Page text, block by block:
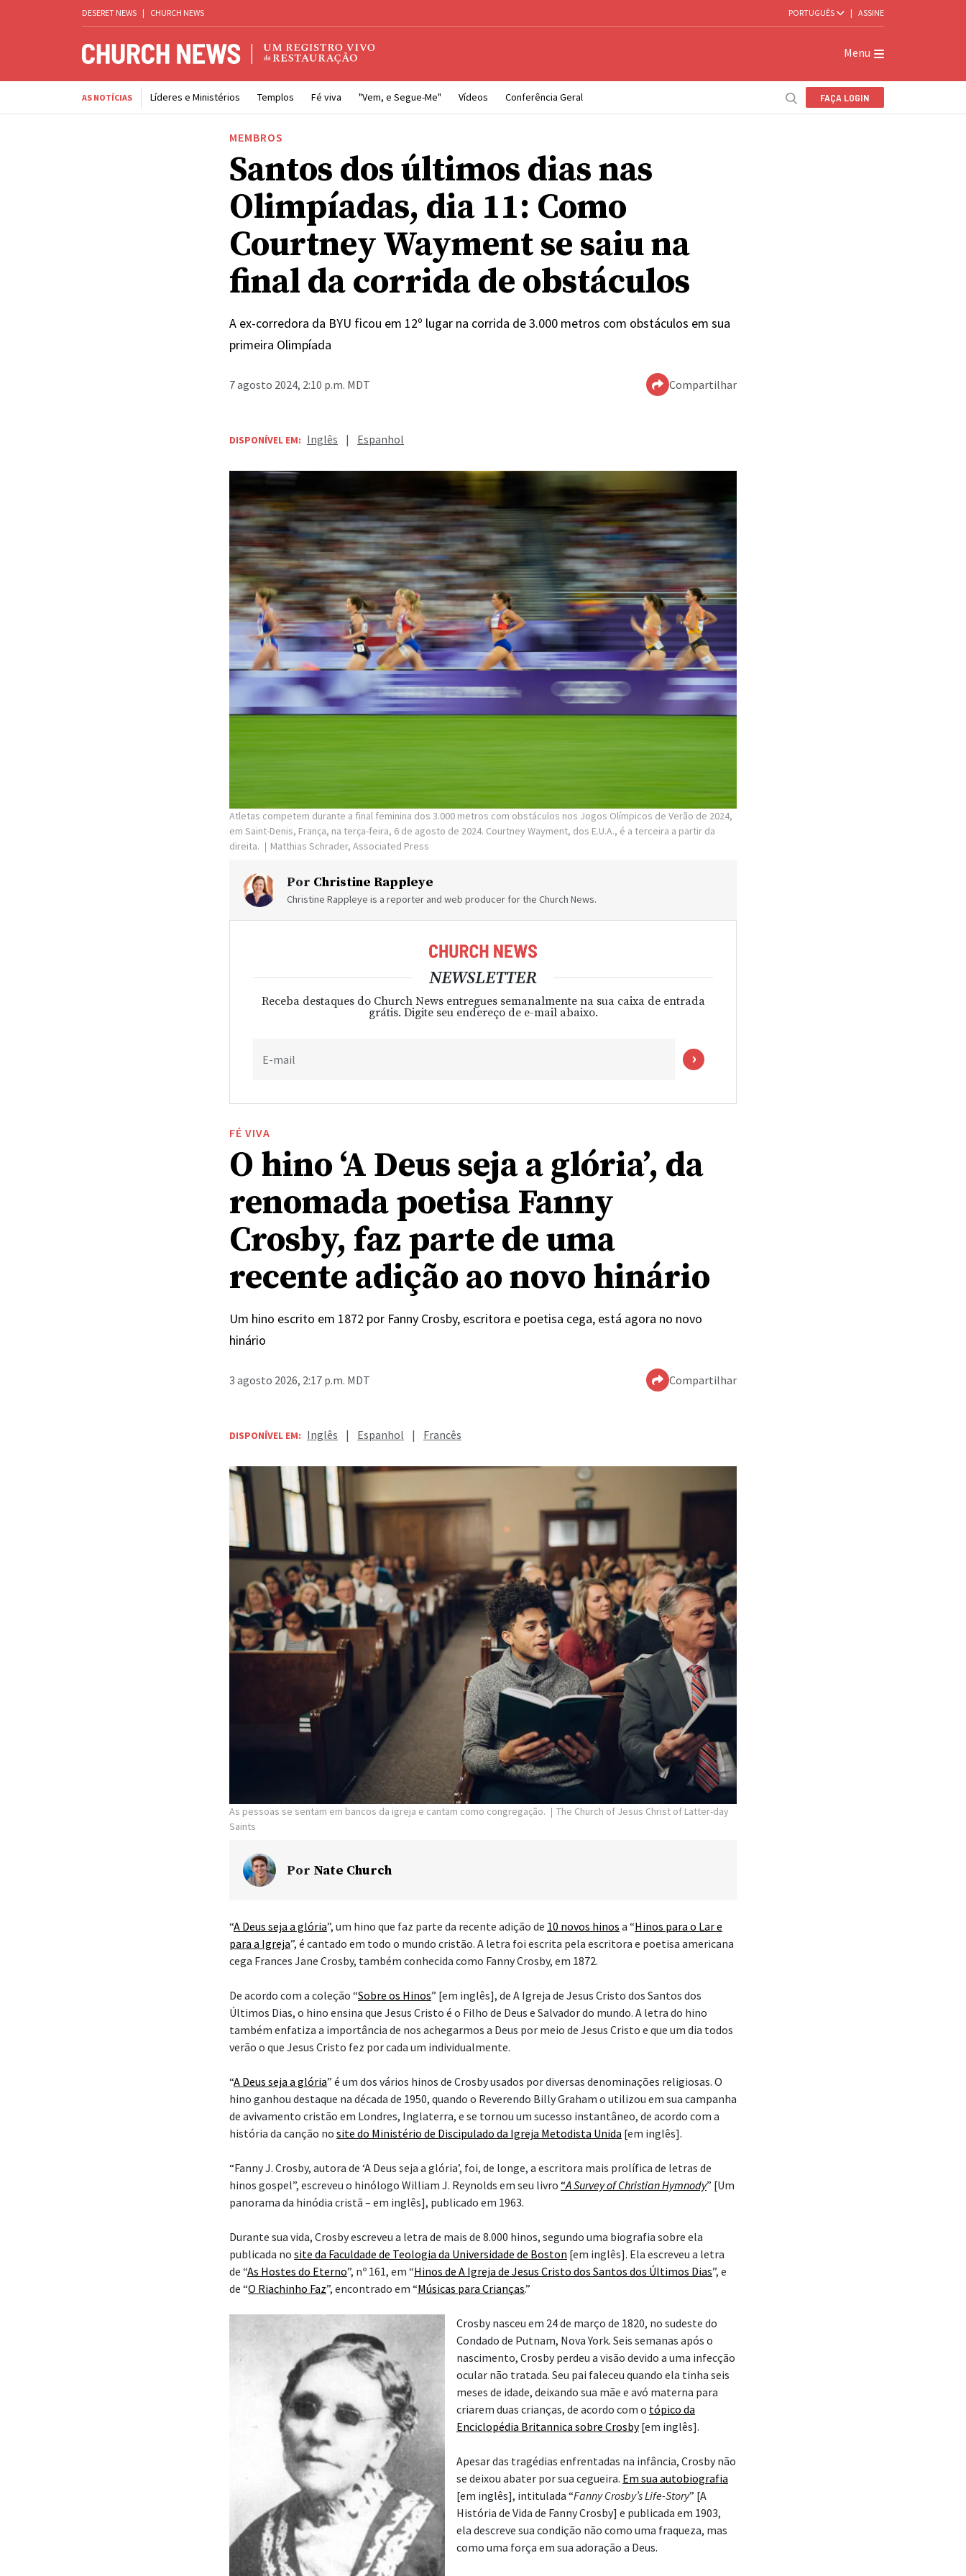
DESERET NEWS | CHURCH NEWS PORTUGUÊS | ASSINE
Menu
AS NOTÍCIAS Líderes e Ministérios Templos Fé viva "Vem, e Segue-Me" Vídeos Conferência Geral FAÇA LOGIN
MEMBROS
Santos dos últimos dias nas
Olimpíadas, dia 11: Como
Courtney Wayment se saiu na
final da corrida de obstáculos
A ex-corredora da BYU ficou em 12º lugar na corrida de 3.000 metros com obstáculos em sua
primeira Olimpíada
7 agosto 2024, 2:10 p.m. MDT Compartilhar
DISPONÍVEL EM: Inglês | Espanhol
Atletas competem durante a final feminina dos 3.000 metros com obstáculos nos Jogos Olímpicos de Verão de 2024,
em Saint-Denis, França, na terça-feira, 6 de agosto de 2024. Courtney Wayment, dos E.U.A., é a terceira a partir da
direita.
Matthias Schrader, Associated Press
Por Christine Rappleye
Christine Rappleye is a reporter and web producer for the Church News.
NEWSLETTER
Receba destaques do Church News entregues semanalmente na sua caixa de entrada
grátis. Digite seu endereço de e-mail abaixo.
E-mail
FÉ VIVA
O hino ‘A Deus seja a glória’, da
renomada poetisa Fanny
Crosby, faz parte de uma
recente adição ao novo hinário
Um hino escrito em 1872 por Fanny Crosby, escritora e poetisa cega, está agora no novo
hinário
3 agosto 2026, 2:17 p.m. MDT Compartilhar
DISPONÍVEL EM: Inglês | Espanhol | Francês
As pessoas se sentam em bancos da igreja e cantam como congregação.
The Church of Jesus Christ of Latter-day
Saints
Por Nate Church
“A Deus seja a glória”, um hino que faz parte da recente adição de 10 novos hinos a “Hinos para o Lar e
para a Igreja”, é cantado em todo o mundo cristão. A letra foi escrita pela escritora e poetisa americana
cega Frances Jane Crosby, também conhecida como Fanny Crosby, em 1872.
De acordo com a coleção “Sobre os Hinos” [em inglês], de A Igreja de Jesus Cristo dos Santos dos
Últimos Dias, o hino ensina que Jesus Cristo é o Filho de Deus e Salvador do mundo. A letra do hino
também enfatiza a importância de nos achegarmos a Deus por meio de Jesus Cristo e que um dia todos
verão o que Jesus Cristo fez por cada um individualmente.
“A Deus seja a glória” é um dos vários hinos de Crosby usados por diversas denominações religiosas. O
hino ganhou destaque na década de 1950, quando o Reverendo Billy Graham o utilizou em sua campanha
de avivamento cristão em Londres, Inglaterra, e se tornou um sucesso instantâneo, de acordo com a
história da canção no site do Ministério de Discipulado da Igreja Metodista Unida [em inglês].
“Fanny J. Crosby, autora de ‘A Deus seja a glória’, foi, de longe, a escritora mais prolífica de letras de
hinos gospel”, escreveu o hinólogo William J. Reynolds em seu livro “A Survey of Christian Hymnody” [Um
panorama da hinódia cristã – em inglês], publicado em 1963.
Durante sua vida, Crosby escreveu a letra de mais de 8.000 hinos, segundo uma biografia sobre ela
publicada no site da Faculdade de Teologia da Universidade de Boston [em inglês]. Ela escreveu a letra
de “As Hostes do Eterno”, nº 161, em “Hinos de A Igreja de Jesus Cristo dos Santos dos Últimos Dias”, e
de “O Riachinho Faz”, encontrado em “Músicas para Crianças.”
Crosby nasceu em 24 de março de 1820, no sudeste do
Condado de Putnam, Nova York. Seis semanas após o
nascimento, Crosby perdeu a visão devido a uma infecção
ocular não tratada. Seu pai faleceu quando ela tinha seis
meses de idade, deixando sua mãe e avó materna para
criarem duas crianças, de acordo com o tópico da
Enciclopédia Britannica sobre Crosby[em inglês].
Apesar das tragédias enfrentadas na infância, Crosby não
se deixou abater por sua cegueira. Em sua autobiografia
[em inglês], intitulada “Fanny Crosby’s Life-Story” [A
História de Vida de Fanny Crosby] e publicada em 1903,
ela descreve sua condição não como uma fraqueza, mas
como uma força em sua adoração a Deus.